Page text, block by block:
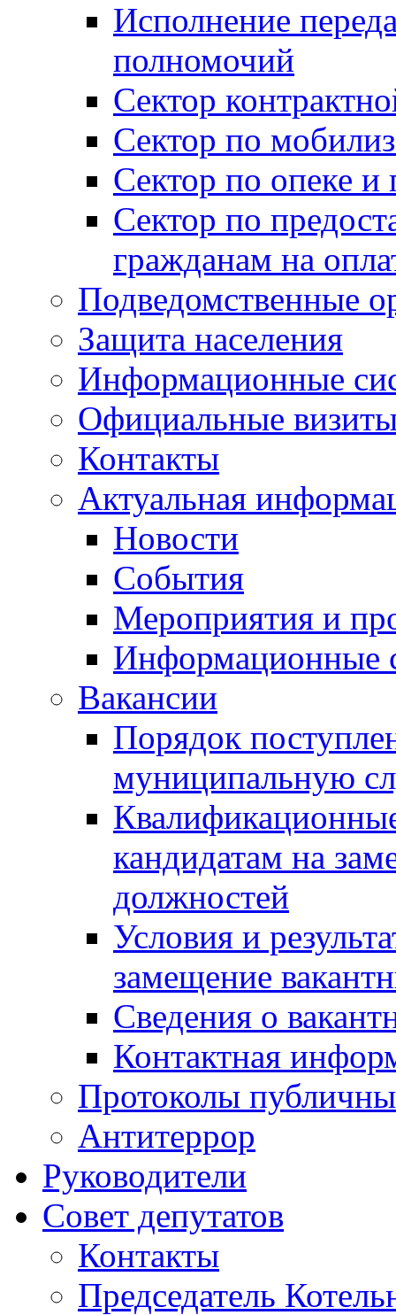
Исполнение
полномочий
Сектор
Сектор по
Сектор по опеке и
Сектор по
гражданам на
Подведомственные
Защита населения
Информационные
Официальные
Контакты
Актуальная
Новости
События
Мероприятия и
Информационные
Вакансии
Порядок
муниципальную
кандидатам на
должностей
Условия и
замещение
Сведения о
Контактная
Протоколы
Антитеррор
Руководители
Совет депутатов
Контакты
Председатель